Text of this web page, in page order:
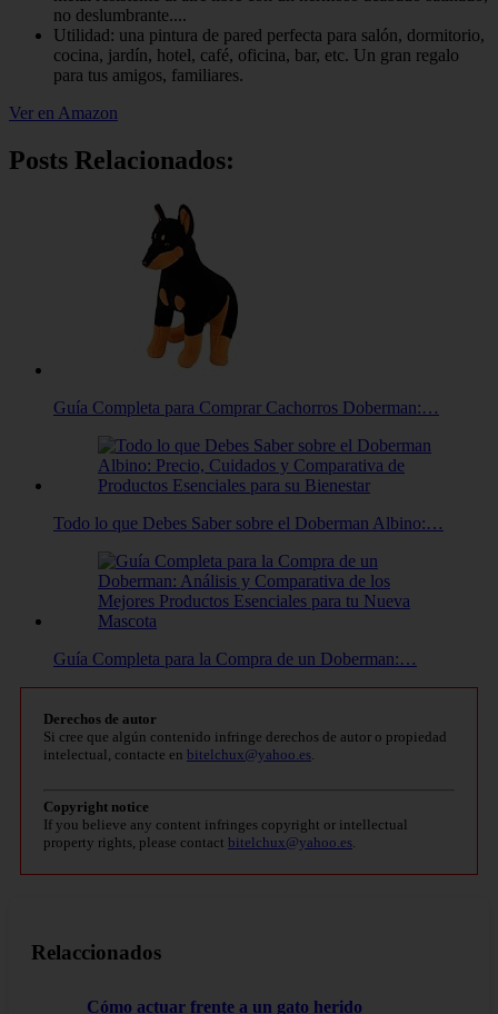
no deslumbrante....
Utilidad: una pintura de pared perfecta para salón, dormitorio,
cocina, jardín, hotel, café, oficina, bar, etc. Un gran regalo
para tus amigos, familiares.
Ver en Amazon
Posts Relacionados:
Guía Completa para Comprar Cachorros Doberman:…
Todo lo que Debes Saber sobre el Doberman Albino:…
Guía Completa para la Compra de un Doberman:…
Derechos de autor
Si cree que algún contenido infringe derechos de autor o propiedad
intelectual, contacte en bitelchux@yahoo.es.
Copyright notice
If you believe any content infringes copyright or intellectual
property rights, please contact bitelchux@yahoo.es.
Relaccionados
Cómo actuar frente a un gato herido